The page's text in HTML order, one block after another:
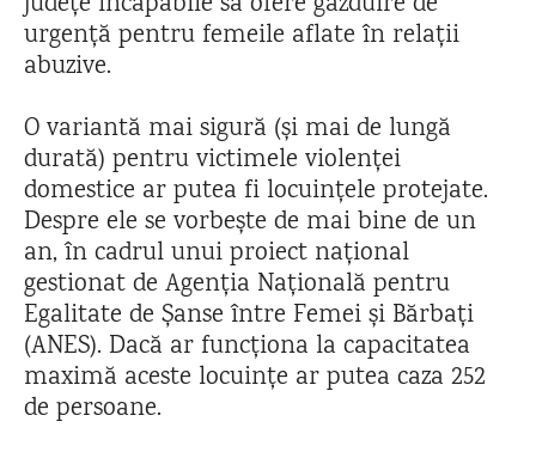
urgență pentru femeile aflate în relații
abuzive.
O variantă mai sigură (și mai de lungă
durată) pentru victimele violenței
domestice ar putea fi locuințele protejate.
Despre ele se vorbește de mai bine de un
an, în cadrul unui proiect național
gestionat de Agenția Națională pentru
Egalitate de Șanse între Femei și Bărbați
(ANES). Dacă ar funcționa la capacitatea
maximă aceste locuințe ar putea caza 252
de persoane.